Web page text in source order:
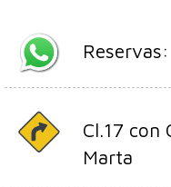
Reservas:
Cl.17 con
Marta